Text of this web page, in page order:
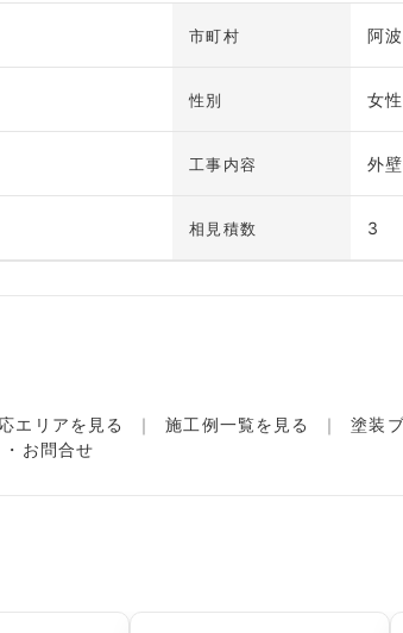
市町村 阿
性別 女性
工事内容 外
相見積数 3
エリアを見る 施工例一覧を見る 塗装
お問合せ